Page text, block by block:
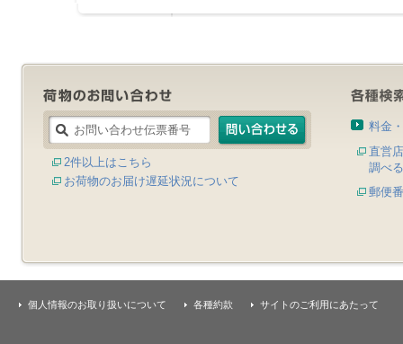
2件以上はこちら
お荷物のお届け遅延状況について
料金
直営
調べる
郵便
個人情報のお取り扱いについて 各種約款 サイトのご利用にあたって